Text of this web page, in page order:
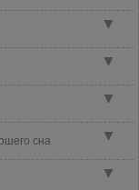
▼
▼
▼
▼
сна
▼